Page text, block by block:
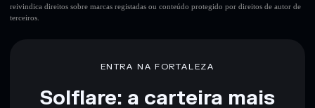
reivindica direitos sobre marcas registadas ou conteúdo protegido por direitos de autor de
terceiros.
ENTRA NA FORTALEZA
Solflare: a carteira mais